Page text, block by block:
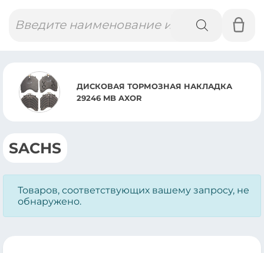
товаров
ДИСКОВАЯ ТОРМОЗНАЯ НАКЛАДКА
29246 MB AXOR
SACHS
Товаров, соответствующих вашему запросу, не
обнаружено.